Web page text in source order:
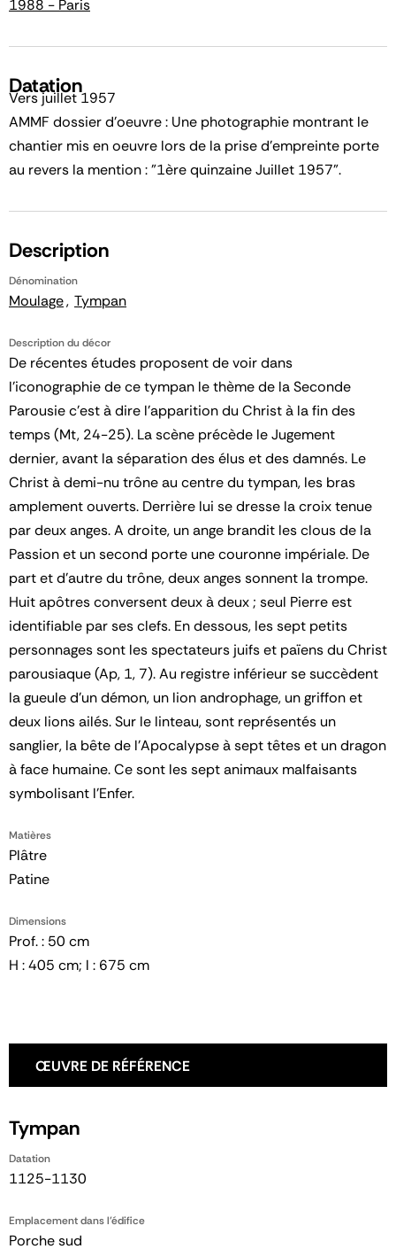
1988 - Paris
Datation
Vers juillet 1957
AMMF dossier d'oeuvre : Une photographie montrant le
chantier mis en oeuvre lors de la prise d'empreinte porte
au revers la mention : "1ère quinzaine Juillet 1957".
Description
Dénomination
Moulage Tympan
Description du décor
De récentes études proposent de voir dans
l'iconographie de ce tympan le thème de la Seconde
Parousie c'est à dire l'apparition du Christ à la fin des
temps (Mt, 24-25). La scène précède le Jugement
dernier, avant la séparation des élus et des damnés. Le
Christ à demi-nu trône au centre du tympan, les bras
amplement ouverts. Derrière lui se dresse la croix tenue
par deux anges. A droite, un ange brandit les clous de la
Passion et un second porte une couronne impériale. De
part et d'autre du trône, deux anges sonnent la trompe.
Huit apôtres conversent deux à deux ; seul Pierre est
identifiable par ses clefs. En dessous, les sept petits
personnages sont les spectateurs juifs et païens du Christ
parousiaque (Ap, 1, 7). Au registre inférieur se succèdent
la gueule d'un démon, un lion androphage, un griffon et
deux lions ailés. Sur le linteau, sont représentés un
sanglier, la bête de l'Apocalypse à sept têtes et un dragon
à face humaine. Ce sont les sept animaux malfaisants
symbolisant l'Enfer.
Matières
Plâtre
Patine
Dimensions
Prof. : 50 cm
H : 405 cm; l : 675 cm
ŒUVRE DE RÉFÉRENCE
Tympan
Datation
1125-1130
Emplacement dans l'édifice
Porche sud